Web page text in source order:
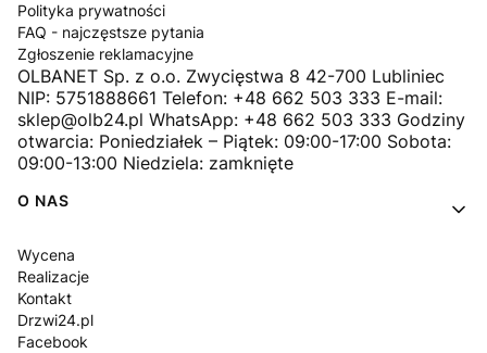
Polityka prywatności
FAQ - najczęstsze pytania
Zgłoszenie reklamacyjne
OLBANET Sp. z o.o. Zwycięstwa 8 42-700 Lubliniec
NIP: 5751888661 Telefon: +48 662 503 333 E-mail:
sklep@olb24.pl WhatsApp: +48 662 503 333 Godziny
otwarcia: Poniedziałek – Piątek: 09:00-17:00 Sobota:
09:00-13:00 Niedziela: zamknięte
O NAS
Wycena
Realizacje
Kontakt
Drzwi24.pl
Facebook